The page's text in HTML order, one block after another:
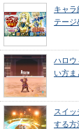
キャラ
テージ
ハロウ
い方ま
スイ
する方